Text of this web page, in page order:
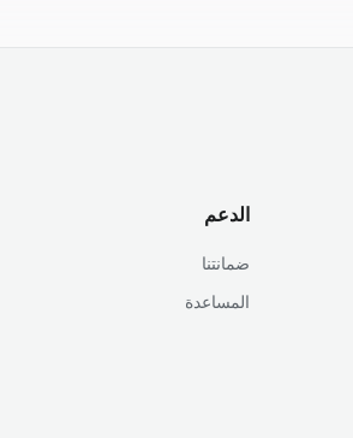
الدعم
ضمانتنا
المساعدة